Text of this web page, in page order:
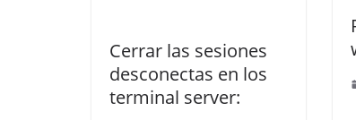
Cerrar las sesiones
desconectas en los
terminal server: